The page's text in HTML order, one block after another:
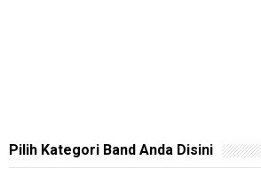
Pilih Kategori Band Anda Disini